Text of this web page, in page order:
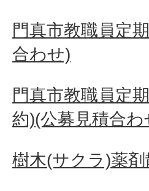
門真市教職員定
合わせ)
門真市教職員定
約)(公募見積合わ
樹木(サクラ)薬